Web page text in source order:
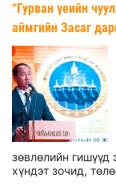
“Гурван үеийн
аймгийн Засаг
зөвлөлийн гишүүд
хүндэт зочид,